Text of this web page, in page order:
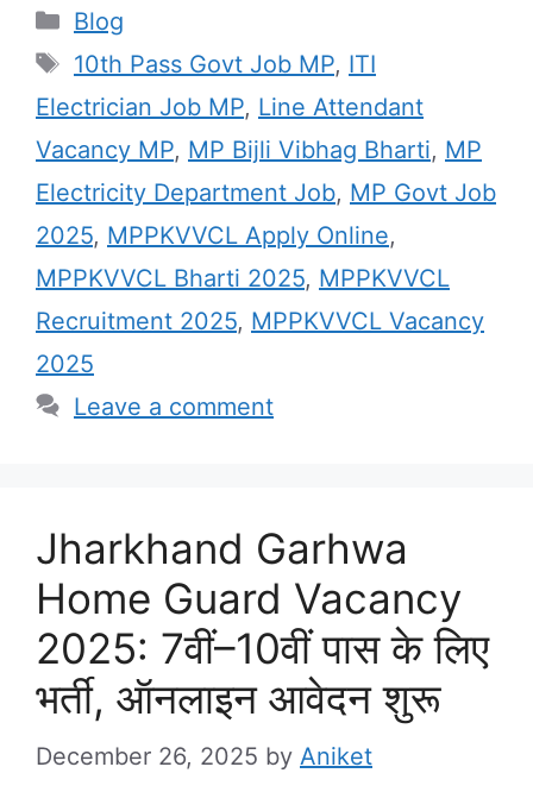
Categories
Blog
Tags
10th Pass Govt Job MP, ITI
Electrician Job MP, Line Attendant
Vacancy MP, MP Bijli Vibhag Bharti, MP
Electricity Department Job, MP Govt Job
2025, MPPKVVCL Apply Online,
MPPKVVCL Bharti 2025, MPPKVVCL
Recruitment 2025, MPPKVVCL Vacancy
2025
Leave a comment
Jharkhand Garhwa
Home Guard Vacancy
2025: 7वीं–10वीं पास के लिए
भर्ती, ऑनलाइन आवेदन शुरू
December 26, 2025 by Aniket